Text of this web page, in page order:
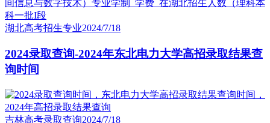
湖北高考招生专业2024/7/18
2024录取查询-2024年东北电力大学高招录取结果查
询时间
吉林高考录取查询2024/7/18